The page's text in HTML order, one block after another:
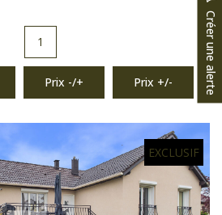
Créer une alerte
1
Prix -/+ Prix +/-
EXCLUSIF